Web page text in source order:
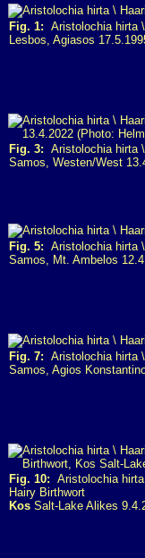
Fig. 1: Aristolochia hirta
Lesbos, Agiasos
Fig. 3: Aristolochia hirta
Samos, Westen/West
Fig. 5: Aristolochia hirta
Samos, Mt. Ambelos
Fig. 7: Aristolochia hirta
Samos, Agios
Fig. 10: Aristolochia
Hairy Birthwort
Kos Salt-Lake Alikes